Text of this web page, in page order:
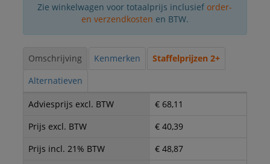
Zie winkelwagen voor totaalprijs inclusief order-
en verzendkosten en BTW.
Omschrijving Kenmerken
Staffelprijzen 2+
Alternatieven
Adviesprijs excl. BTW
€ 68,11
Prijs excl. BTW
€ 40,39
Prijs incl. 21% BTW
€ 48,87